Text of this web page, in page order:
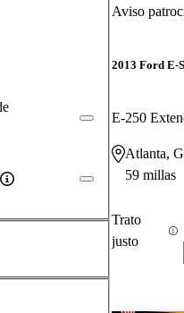
Aviso
2013 Ford E-
E-250
Atlanta,
59 millas
Trato
justo